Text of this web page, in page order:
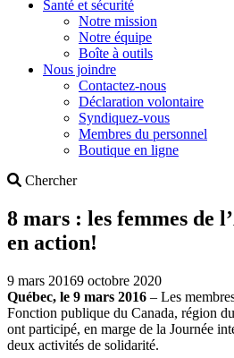
Santé et sécurité
Notre mission
Notre équipe
Boîte à outils
Nous joindre
Contactez-nous
Déclaration volontaire
Syndiquez-vous
Membres du personnel
Boutique en ligne
ChercherSearch
8 mars : les femmes de
en action!
9 mars 20169 octobre 2020
Québec, le 9 mars 2016 – Les
Fonction publique du Canada, région
ont participé, en marge de la Journée
deux activités de solidarité.